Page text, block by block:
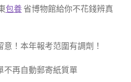
包養省博物館給你不花錢辨真
！本年報考范圍有調劑！
再自動郵寄紙質單